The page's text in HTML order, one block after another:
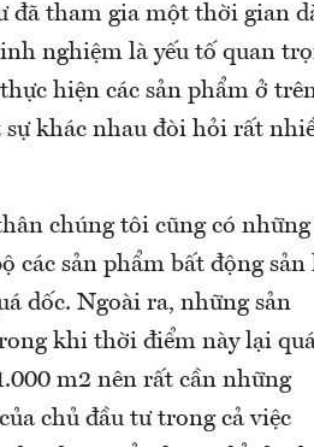
đã tham gia một thời gian
nghiệm là yếu tố quan
hiện các sản phẩm ở
khác nhau đòi hỏi rất
chúng tôi cũng có
các sản phẩm bất động sản
dốc. Ngoài ra, những sản
khi thời điểm này lại
m2 nên rất cần những
chủ đầu tư trong cả việc